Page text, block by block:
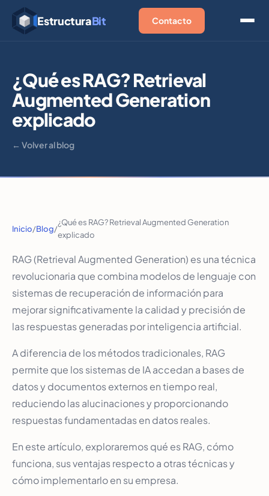
EstructuraBit Contacto
¿Qué es RAG? Retrieval
Augmented Generation
explicado
← Volver al blog
Inicio/Blog/
¿Qué es RAG? Retrieval Augmented Generation
explicado
RAG (Retrieval Augmented Generation) es una técnica
revolucionaria que combina modelos de lenguaje con
sistemas de recuperación de información para
mejorar significativamente la calidad y precisión de
las respuestas generadas por inteligencia artificial.
A diferencia de los métodos tradicionales, RAG
permite que los sistemas de IA accedan a bases de
datos y documentos externos en tiempo real,
reduciendo las alucinaciones y proporcionando
respuestas fundamentadas en datos reales.
En este artículo, exploraremos qué es RAG, cómo
funciona, sus ventajas respecto a otras técnicas y
cómo implementarlo en su empresa.